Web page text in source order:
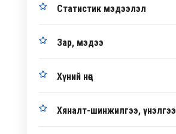
Статистик мэдээлэл
Зар, мэдээ
Хүний нөөц
Хяналт-шинжилгээ, үнэлгээ